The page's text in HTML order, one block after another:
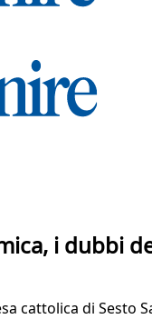
i dubbi
cattolica di Sesto